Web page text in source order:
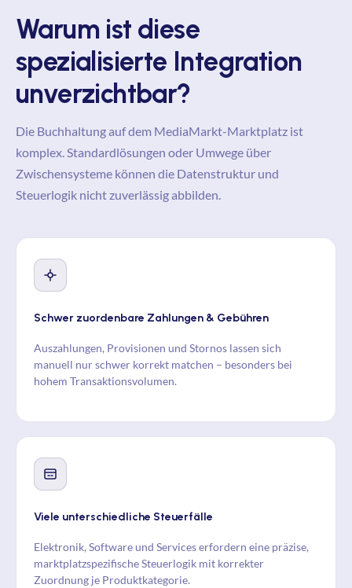
Warum ist diese
spezialisierte Integration
unverzichtbar?
Die Buchhaltung auf dem MediaMarkt-Marktplatz ist
komplex. Standardlösungen oder Umwege über
Zwischensysteme können die Datenstruktur und
Steuerlogik nicht zuverlässig abbilden.
Schwer zuordenbare Zahlungen & Gebühren
Auszahlungen, Provisionen und Stornos lassen sich
manuell nur schwer korrekt matchen – besonders bei
hohem Transaktionsvolumen.
Viele unterschiedliche Steuerfälle
Elektronik, Software und Services erfordern eine präzise,
marktplatzspezifische Steuerlogik mit korrekter
Zuordnung je Produktkategorie.